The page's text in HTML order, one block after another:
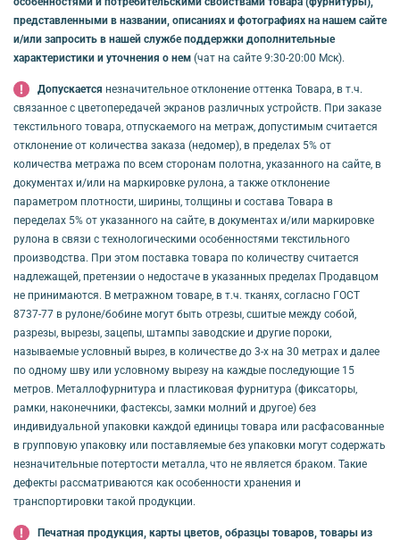
представленными в названии, описаниях и фотографиях на нашем сайте
и/или запросить в нашей службе поддержки дополнительные
характеристики и уточнения о нем (чат на сайте 9:30-20:00 Мск).
Допускается незначительное отклонение оттенка Товара, в т.ч.
связанное с цветопередачей экранов различных устройств. При заказе
текстильного товара, отпускаемого на метраж, допустимым считается
отклонение от количества заказа (недомер), в пределах 5% от
количества метража по всем сторонам полотна, указанного на сайте, в
документах и/или на маркировке рулона, а также отклонение
параметром плотности, ширины, толщины и состава Товара в
переделах 5% от указанного на сайте, в документах и/или маркировке
рулона в связи с технологическими особенностями текстильного
производства. При этом поставка товара по количеству считается
надлежащей, претензии о недостаче в указанных пределах Продавцом
не принимаются. В метражном товаре, в т.ч. тканях, согласно ГОСТ
8737-77 в рулоне/бобине могут быть отрезы, сшитые между собой,
разрезы, вырезы, зацепы, штампы заводские и другие пороки,
называемые условный вырез, в количестве до 3-х на 30 метрах и далее
по одному шву или условному вырезу на каждые последующие 15
метров. Металлофурнитура и пластиковая фурнитура (фиксаторы,
рамки, наконечники, фастексы, замки молний и другое) без
индивидуальной упаковки каждой единицы товара или расфасованные
в групповую упаковку или поставляемые без упаковки могут содержать
незначительные потертости металла, что не является браком. Такие
дефекты рассматриваются как особенности хранения и
транспортировки такой продукции.
Печатная продукция, карты цветов, образцы товаров, товары из